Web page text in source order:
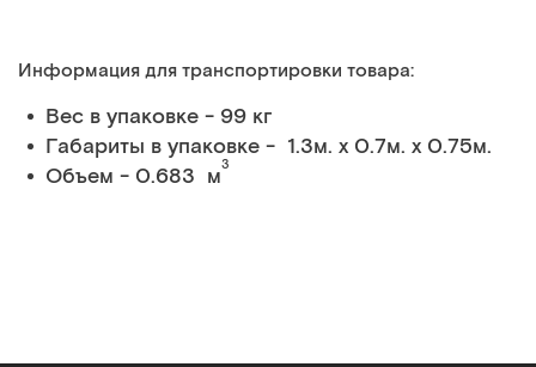
Информация для транспортировки товара:
Вес в упаковке - 99 кг
Габариты в упаковке - 1.3м. x 0.7м. x 0.75м.
Объем - 0.683 м3